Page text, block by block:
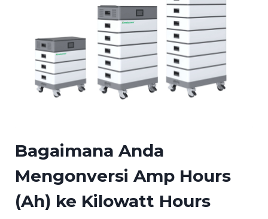
Bagaimana Anda
Mengonversi Amp Hours
(Ah) ke Kilowatt Hours